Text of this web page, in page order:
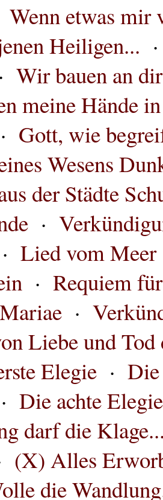
Wenn etwas mir
Heiligen...
· Wir bauen an
meine Hände
· Gott, wie
Wesens
der Städte
·
· Lied vom Meer
· Requiem
·
Liebe und
Elegie ·
· Die achte Elegie
darf die
(X) Alles
die